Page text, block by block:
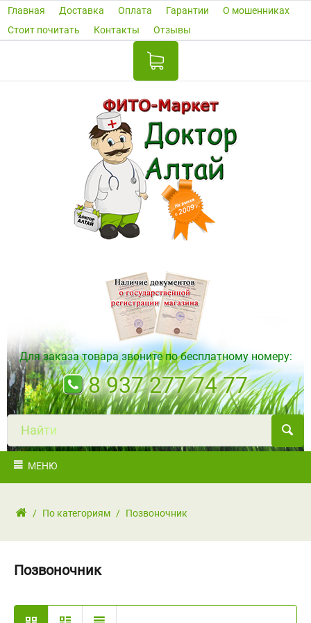
Главная Доставка Оплата Гарантии
О мошенниках
Стоит почитать
Контакты Отзывы
Для заказа товара звоните по бесплатному номеру:
8 937 277 74 77
Найти
МЕНЮ
/ По категориям / Позвоночник
Позвоночник